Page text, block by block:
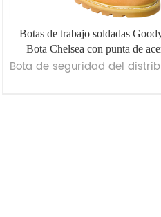
Botas de trabajo soldadas
Bota Chelsea con punta de
Bota de seguridad del